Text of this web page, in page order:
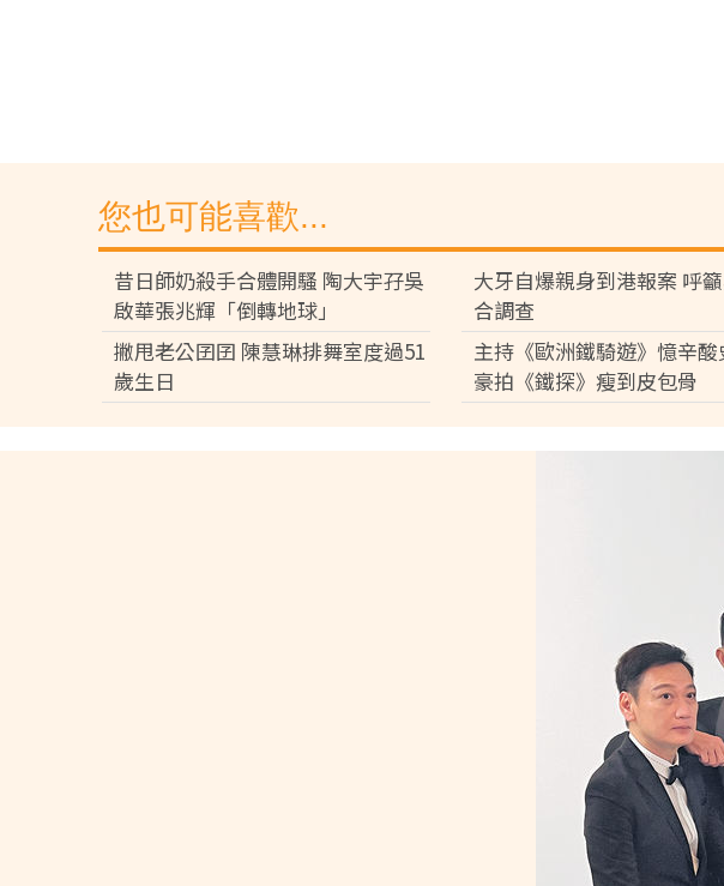
您也可能喜歡...
昔日師奶殺手合體開騷 陶大宇孖吳
啟華張兆輝「倒轉地球」
大牙自爆親身到港報案 呼
合調查
撇甩老公囝囝 陳慧琳排舞室度過51
歲生日
主持《歐洲鐵騎遊》憶辛酸
豪拍《鐵探》瘦到皮包骨